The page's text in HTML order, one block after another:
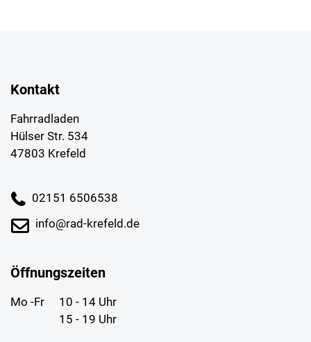
Kontakt
Fahrradladen
Hülser Str. 534
47803 Krefeld
02151 6506538
info@rad-krefeld.de
Öffnungszeiten
Mo -Fr
10 - 14 Uhr
15 - 19 Uhr